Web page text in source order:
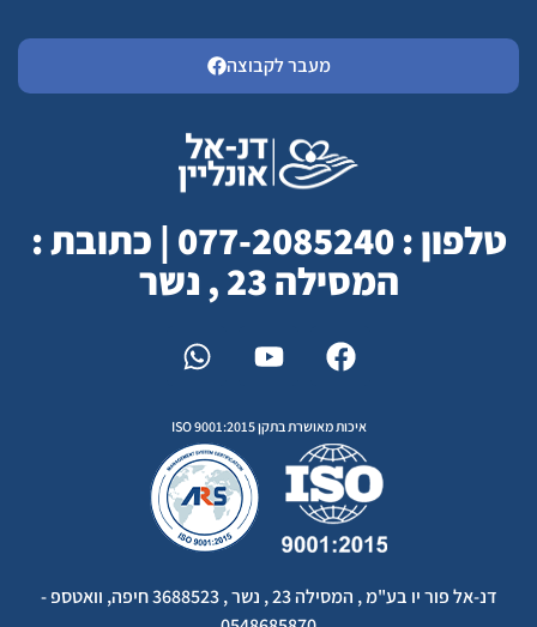
מעבר לקבוצה
טלפון : 077-2085240 | כתובת :
המסילה 23 , נשר
איכות מאושרת בתקן ISO 9001:2015
דנ-אל פור יו בע"מ , המסילה 23 , נשר , 3688523 חיפה, וואטספ -